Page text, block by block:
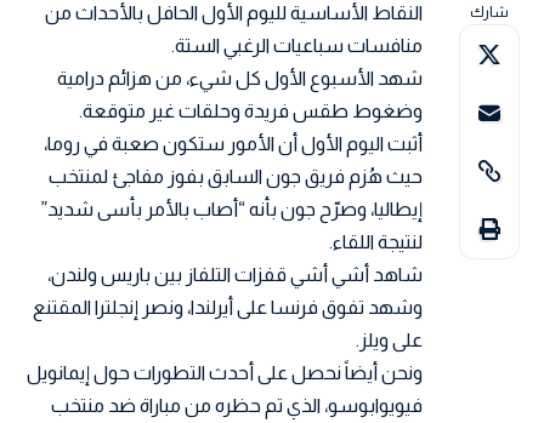
شارك
النقاط الأساسية لليوم الأول الحافل بالأحداث من
منافسات سباعيات الرغبي الستة.
شهد الأسبوع الأول كل شيء، من هزائم درامية
وضغوط طقس فريدة وحلقات غير متوقعة.
أثبت اليوم الأول أن الأمور ستكون صعبة في روما،
حيث هُزم فريق جون السابق بفوز مفاجئ لمنتخب
إيطاليا، وصرّح جون بأنه “أصاب بالأمر بأسى شديد”
لنتيجة اللقاء.
شاهد أشي أشي قفزات التلفاز بين باريس ولندن،
وشهد تفوق فرنسا على أيرلندا، ونصر إنجلترا المقتنع
على ويلز.
ونحن أيضاً نحصل على أحدث التطورات حول إيمانويل
فيويوابوسو، الذي تم حظره من مباراة ضد منتخب